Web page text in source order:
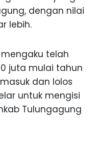
dengan nilai
lebih.
mengaku telah
juta mulai tahun
dan lolos
untuk mengisi
Tulungagung